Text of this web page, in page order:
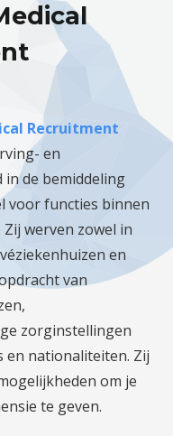
Recruitment
en
in de bemiddeling
voor functies binnen
werven zowel in
en
van
zorginstellingen
en nationaliteiten. Zij
om je
te geven.